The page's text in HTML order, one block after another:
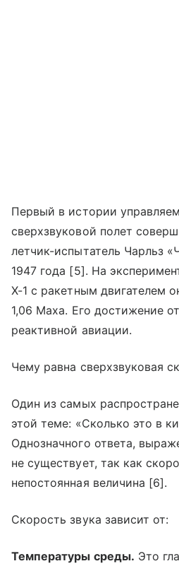
Первый в истории
сверхзвуковой полет
летчик-испытатель Чарльз
1947 года [5]. На
X-1 с ракетным двигателем
1,06 Маха. Его достижение
реактивной авиации.
Чему равна сверхзвуковая
Один из самых
этой теме: «Сколько это в
Однозначного ответа,
не существует, так как
непостоянная величина [6].
Скорость звука зависит от:
Температуры среды. Это